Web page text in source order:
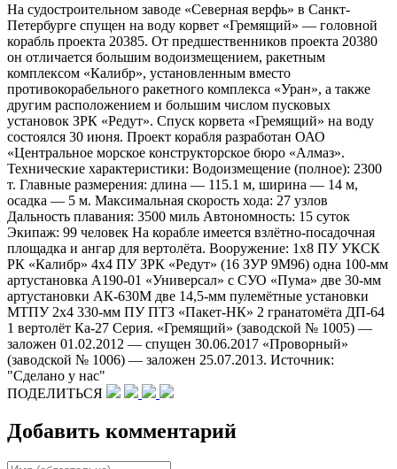
На судостроительном заводе «Северная верфь» в Санкт-
Петербурге спущен на воду корвет «Гремящий» — головной
корабль проекта 20385. От предшественников проекта 20380
он отличается большим водоизмещением, ракетным
комплексом «Калибр», установленным вместо
противокорабельного ракетного комплекса «Уран», а также
другим расположением и большим числом пусковых
установок ЗРК «Редут». Спуск корвета «Гремящий» на воду
состоялся 30 июня. Проект корабля разработан ОАО
«Центральное морское конструкторское бюро «Алмаз».
Технические характеристики: Водоизмещение (полное): 2300
т. Главные размерения: длина — 115.1 м, ширина — 14 м,
осадка — 5 м. Максимальная скорость хода: 27 узлов
Дальность плавания: 3500 миль Автономность: 15 суток
Экипаж: 99 человек На корабле имеется взлётно-посадочная
площадка и ангар для вертолёта. Вооружение: 1х8 ПУ УКСК
РК «Калибр» 4х4 ПУ ЗРК «Редут» (16 ЗУР 9М96) одна 100-мм
артустановка А190-01 «Универсал» с СУО «Пума» две 30-мм
артустановки АК-630М две 14,5-мм пулемётные установки
МТПУ 2х4 330-мм ПУ ПТЗ «Пакет-НК» 2 гранатомёта ДП-64
1 вертолёт Ка-27 Серия. «Гремящий» (заводской № 1005) —
заложен 01.02.2012 — спущен 30.06.2017 «Проворный»
(заводской № 1006) — заложен 25.07.2013. Источник:
"Сделано у нас"
ПОДЕЛИТЬСЯ
Добавить комментарий